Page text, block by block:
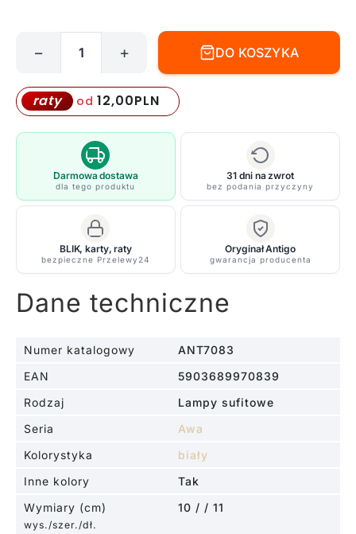
kwadratowa
oprawa
sufitowa
− + DO KOSZYKA
raty od 12,00PLN
Darmowa dostawa
dla tego produktu
31 dni na zwrot
bez podania przyczyny
BLIK, karty, raty
bezpieczne Przelewy24
Oryginał Antigo
gwarancja producenta
Dane techniczne
Numer katalogowy
ANT7083
EAN
5903689970839
Rodzaj
Lampy sufitowe
Seria
Awa
Kolorystyka
biały
Inne kolory
Tak
Wymiary (cm)
wys./szer./dł.
10 / / 11